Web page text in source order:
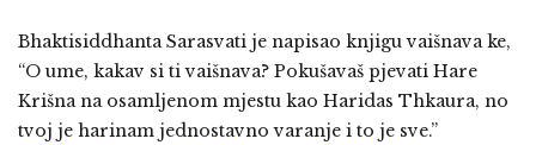
Bhaktisiddhanta Sarasvati je napisao knjigu vaišnava ke,
“O ume, kakav si ti vaišnava? Pokušavaš pjevati Hare
Krišna na osamljenom mjestu kao Haridas Thkaura, no
tvoj je harinam jednostavno varanje i to je sve.”